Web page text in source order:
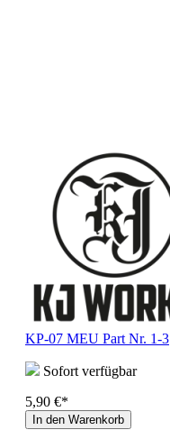
KP-07 MEU Part Nr. 1-3
Sofort verfügbar
5,90 €*
In den Warenkorb